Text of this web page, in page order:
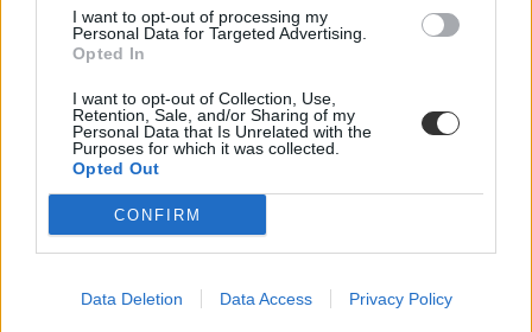
I want to opt-out of processing my
Personal Data for Targeted Advertising.
Opted In
I want to opt-out of Collection, Use,
Retention, Sale, and/or Sharing of my
Personal Data that Is Unrelated with the
Purposes for which it was collected.
Opted Out
CONFIRM
Data Deletion Data Access Privacy Policy
érettségi 2024